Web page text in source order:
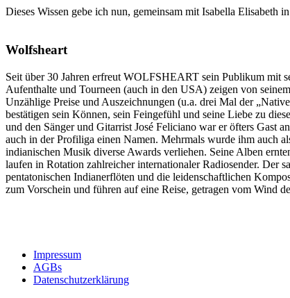
Dieses Wissen gebe ich nun, gemeinsam mit Isabella Elisabeth
Wolfsheart
Seit über 30 Jahren erfreut WOLFSHEART sein Publikum mit
Aufenthalte und Tourneen (auch in den USA) zeigen von
Unzählige Preise und Auszeichnungen (u.a. drei Mal der
bestätigen sein Können, sein Feingefühl und seine Liebe zu
und den Sänger und Gitarrist José Feliciano war er öfters Gast
auch in der Profiliga einen Namen. Mehrmals wurde ihm auch
indianischen Musik diverse Awards verliehen. Seine Alben
laufen in Rotation zahlreicher internationaler Radiosender. Der
pentatonischen Indianerflöten und die leidenschaftlichen
zum Vorschein und führen auf eine Reise, getragen vom Wind
Impressum
AGBs
Datenschutzerklärung